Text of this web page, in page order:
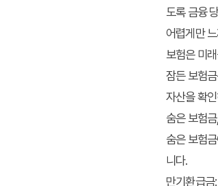
도록 금융
어렵게만
보험은 미
잠든 보험
자산을 확
숨은 보험
숨은 보험금
니다.
만기환급금